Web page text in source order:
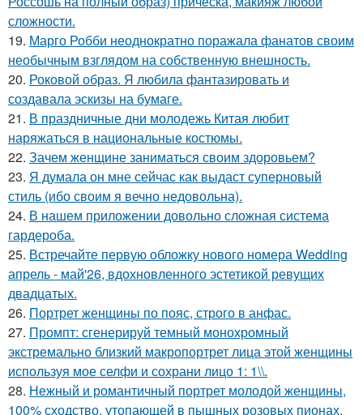
сложности.
19. Марго Робби неоднократно поражала фанатов своим
необычным взглядом на собственную внешность.
20. Роковой образ. Я любила фантазировать и
создавала эскизы на бумаге.
21. В праздничные дни молодежь Китая любит
наряжаться в национальные костюмы.
22. Зачем женщине заниматься своим здоровьем?
23. Я думала он мне сейчас как выдаст суперновый
стиль (ибо своим я вечно недовольна).
24. В нашем приложении довольно сложная система
гардероба.
25. Встречайте первую обложку нового номера Wedding
апрель - май'26, вдохновленного эстетикой ревущих
двадцатых.
26. Портрет женщины по пояс, строго в анфас.
27. Промпт: сгенерируй темный монохромный
экстремально близкий макропортрет лица этой женщины
используя мое селфи и сохрани лицо 1: 1\\.
28. Нежный и романтичный портрет молодой женщины,
100% сходство, утопающей в пышных розовых пионах.